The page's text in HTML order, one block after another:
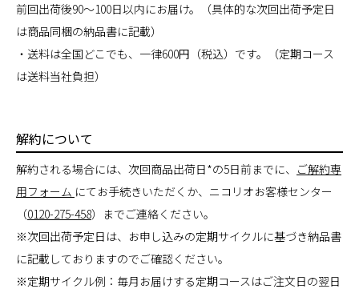
前回出荷後90～100日以内にお届け。（具体的な次回出荷予定日
は商品同梱の納品書に記載）
・送料は全国どこでも、一律600円（税込）です。（定期コース
は送料当社負担）
解約について
解約される場合には、次回商品出荷日*の5日前までに、 ご解約専
用フォーム にてお手続きいただくか、ニコリオお客様センター
（0120-275-458）までご連絡ください。
※次回出荷予定日は、お申し込みの定期サイクルに基づき納品書
に記載しておりますのでご確認ください。
※定期サイクル例：毎月お届けする定期コースはご注文日の翌日